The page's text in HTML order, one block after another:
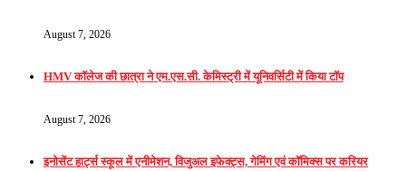
August 7, 2026
HMV कॉलेज की छात्रा ने एम.एस.सी. केमिस्ट्री में यूनिवर्सिटी में किया टॉप
August 7, 2026
इनोसेंट हार्ट्स स्कूल में एनीमेशन, विजुअल इफेक्ट्स, गेमिंग एवं कॉमिक्स पर करियर